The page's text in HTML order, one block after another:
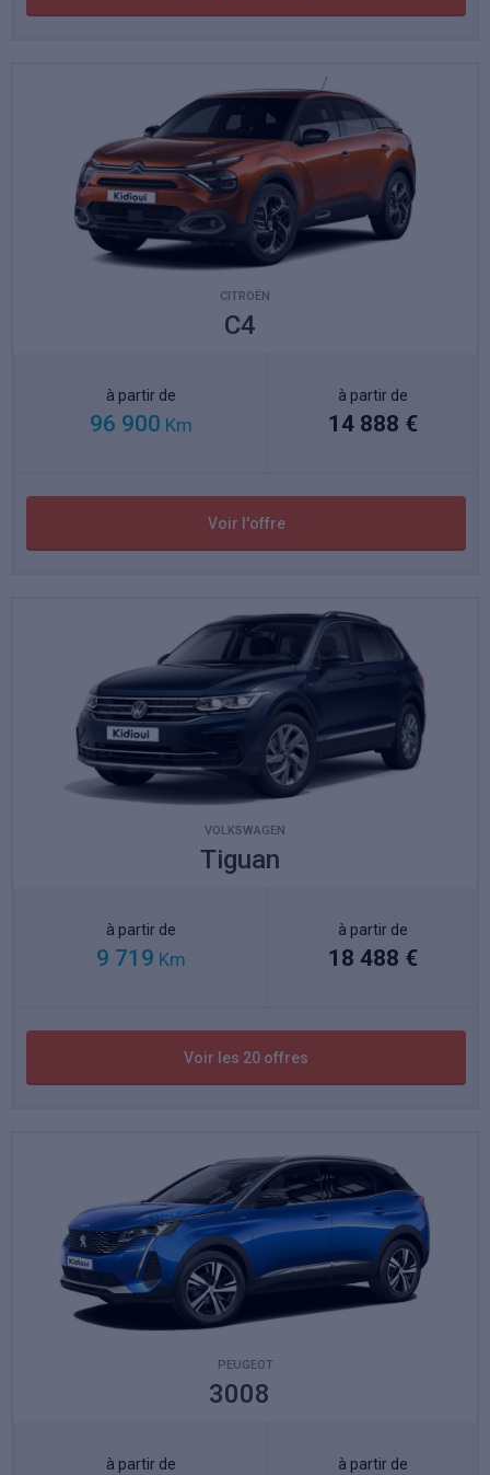
CITROËN
C4
à partir de
96 900 Km
à partir de
14 888 €
Voir l'offre
VOLKSWAGEN
Tiguan
à partir de
9 719 Km
à partir de
18 488 €
Voir les 20 offres
PEUGEOT
3008
à partir de à partir de